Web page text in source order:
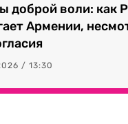
доброй воли: как
Армении,
/ 13:30